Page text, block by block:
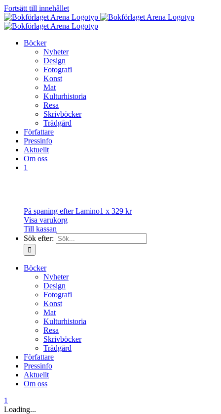
Fortsätt till innehållet
Böcker
Nyheter
Design
Fotografi
Konst
Mat
Kulturhistoria
Resa
Skrivböcker
Trädgård
Författare
Pressinfo
Aktuellt
Om oss
1
På spaning efter Lamino1 x 329 kr
Visa varukorg
Till kassan
Sök efter:
Böcker
Nyheter
Design
Fotografi
Konst
Mat
Kulturhistoria
Resa
Skrivböcker
Trädgård
Författare
Pressinfo
Aktuellt
Om oss
1
Loading...